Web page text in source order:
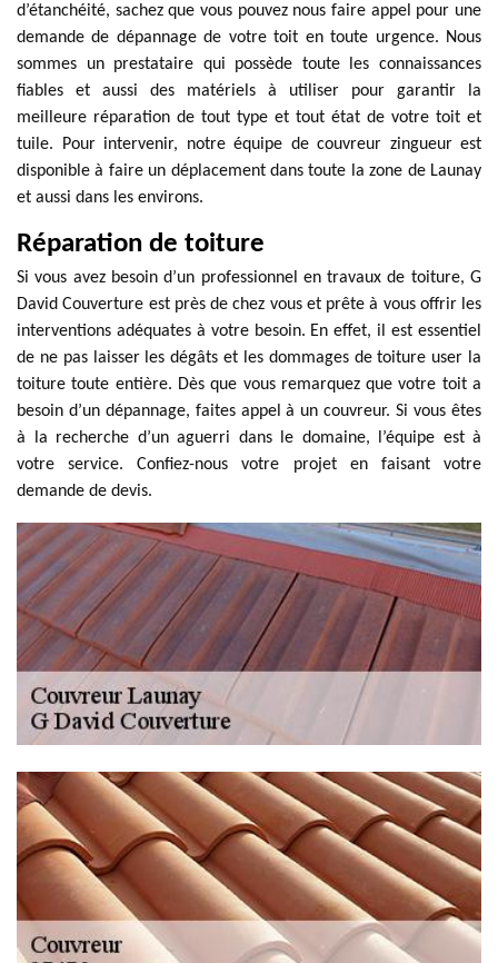
d’étanchéité, sachez que vous pouvez nous faire appel pour une
demande de dépannage de votre toit en toute urgence. Nous
sommes un prestataire qui possède toute les connaissances
fiables et aussi des matériels à utiliser pour garantir la
meilleure réparation de tout type et tout état de votre toit et
tuile. Pour intervenir, notre équipe de couvreur zingueur est
disponible à faire un déplacement dans toute la zone de Launay
et aussi dans les environs.
Réparation de toiture
Si vous avez besoin d’un professionnel en travaux de toiture, G
David Couverture est près de chez vous et prête à vous offrir les
interventions adéquates à votre besoin. En effet, il est essentiel
de ne pas laisser les dégâts et les dommages de toiture user la
toiture toute entière. Dès que vous remarquez que votre toit a
besoin d’un dépannage, faites appel à un couvreur. Si vous êtes
à la recherche d’un aguerri dans le domaine, l’équipe est à
votre service. Confiez-nous votre projet en faisant votre
demande de devis.